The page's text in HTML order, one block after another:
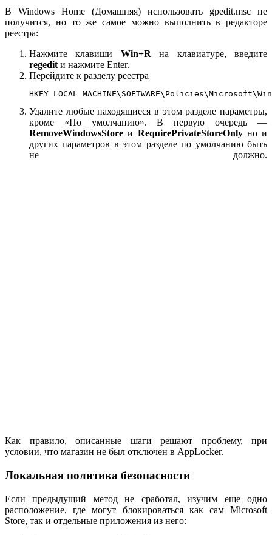
В Windows Home (Домашняя) использовать gpedit.msc не
получится, но то же самое можно выполнить в редакторе
реестра:
Нажмите клавиши Win+R на клавиатуре, введите
regedit и нажмите Enter.
Перейдите к разделу реестра
Удалите любые находящиеся в этом разделе параметры,
кроме «По умолчанию». В первую очередь —
RemoveWindowsStore и RequirePrivateStoreOnlyно и
других параметров в этом разделе по умолчанию быть
не должно.
Как правило, описанные шаги решают проблему, при
условии, что магазин не был отключен в AppLocker.
Локальная политика безопасности
Если предыдущий метод не сработал, изучим еще одно
расположение, где могут блокироваться как сам Microsoft
Store, так и отдельные приложения из него: